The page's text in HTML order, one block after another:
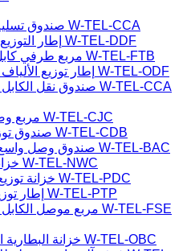
صندوق تسليم الكابل من سلسلة W-TEL-CCA
إطار التوزيع الرقمي من سلسلة W-TEL-DDF
مربع طرفي كابل بصري من سلسلة W-TEL-FTB
إطار توزيع الألياف البصرية من سلسلة W-TEL-ODF
صندوق نقل الكابل البصري من سلسلة W-TEL-CCA
مربع وصل كابل من سلسلة W-TEL-CJC
صندوق توزيع كابل من سلسلة W-TEL-CDB
صندوق وصل واسع النطاق من سلسلة W-TEL-BAC
خزانة شبكة من سلسلة W-TEL-NWC
خزانة توزيع الطاقة من سلسلة W-TEL-PDC
إطار توزيع شبكة من سلسلة W-TEL-PTP
مربع موصل الكابل البصري من سلسلة W-TEL-FSE
خزانة البطارية الخارجية من سلسلة W-TEL-OBC